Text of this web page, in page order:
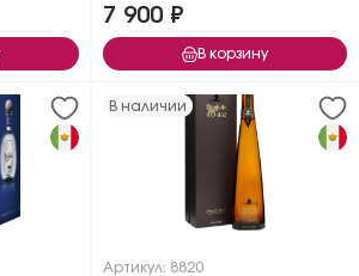
7 900 ₽
В корзину
В наличии
Артикул: 8820